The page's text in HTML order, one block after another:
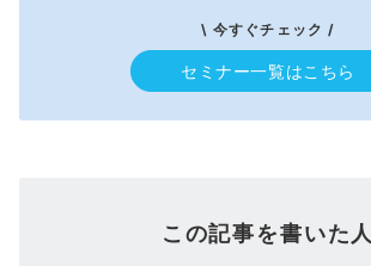
\ 今すぐチェック /
セミナー一覧はこちら
この記事を書いた人